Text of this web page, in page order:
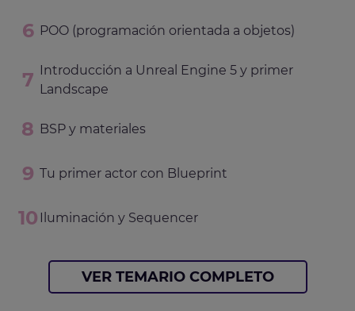
POO (programación orientada a objetos)
Introducción a Unreal Engine 5 y primer
Landscape
BSP y materiales
Tu primer actor con Blueprint
Iluminación y Sequencer
VER TEMARIO COMPLETO